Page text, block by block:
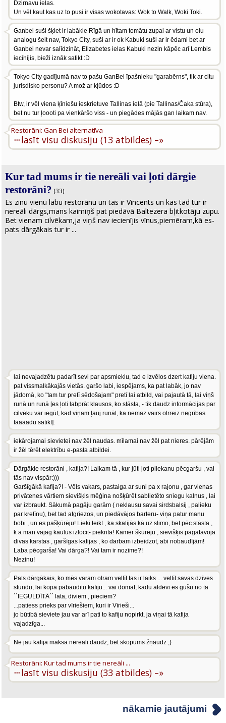
Dzirnavu ielas.
Un vēl kaut kas uz to pusi ir visas wokotavas: Wok to Walk, Woki Toki.
Ganbei suši šķiet ir labākie Rīgā un hītam tomātu zupai ar vistu un olu
analogu šeit nav, Tokyo City, suši ar ir ok Kabuki suši ar ir ēdami bet ar
Ganbei nevar salīdzināt, Elizabetes ielas Kabuki nezin kāpēc arī Lembis
iecīnījis, bieži iznāk satikt :D
Tokyo City gadījumā nav to pašu GanBei īpašnieku "garabērns", tik ar citu
jurisdisko personu? A mož ar kļūdos :D
Btw, ir vēl viena ķīniešu ieskrietuve Tallinas ielā (pie Tallinas/Čaka stūra),
bet nu tur ļoooti pa vienkāršo viss - un piegādes mājās gan laikam nav.
···
Restorāni: Gan Bei alternatīva
lasīt visu diskusiju (13 atbildes) –»
Kur tad mums ir tie nereāli vai ļoti dārgie
restorāni? (33)
Es zinu vienu labu restorānu un tas ir Vincents un kas tad tur ir
nereāli dārgs,mans kaimiņš pat piedāvā Baltezera bļitkotāju zupu.
Bet vienam cilvēkam,ja viņš nav iecienījis vīnus,piemēram,kā es-
pats dārgākais tur ir ...
lai nevajadzētu padarīt sevi par apsmieklu, tad e izvēlos dzert kafiju viena.
pat vissmalkākajās vietās. garšo labi, iespējams, ka pat labāk, jo nav
jādomā, ko "tam tur pretī sēdošajam" pretī lai atbild, vai pajautā tā, lai viņš
runā un runā [es ļoti labprāt klausos, ko stāsta, - tik daudz informācijas par
cilvēku var iegūt, kad viņam ļauj runāt, ka nemaz vairs otrreiz negribas
tāāāādu satikt].
iekārojamai sievietei nav žēl naudas. mīlamai nav žēl pat nieres. pārējām
ir žēl tērēt elektrību e-pasta atbildei.
Dārgākie restorāni , kafija?! Laikam tā , kur jūti ļoti pliekanu pēcgaršu , vai
tās nav vispār:)))
Garšīgākā kafija?! - Vēls vakars, pastaiga ar suni pa x rajonu , gar vienas
privātenes vārtiem sievišķis mēģina nošķūrēt sablietēto sniegu kalnus , lai
var izbraukt. Sākumā pagāju garām ( neklausu savai sirdsbalsij , palieku
par kretīnu), bet tad atgriezos, un piedāvājos barteru- viņa patur manu
bobi , un es pašķūrēju! Lieki teikt , ka skatījās kā uz slimo, bet pēc stāsta ,
k a man vajag kaulus izlocīt- piekrita! Kamēr šķūrēju , sievišķis pagatavoja
divas karstas , garšīgas kafijas , ko darbam izbeidzot, abi nobaudījām!
Laba pēcgarša! Vai dārga?! Vai tam ir nozīme?!
Nezinu!
Pats dārgākais, ko mēs varam otram veltīt tas ir laiks ... veltīt savas dzīves
stundu, lai kopā pabaudītu kafiju... vai domāt, kādu atdevi es gūšu no tā
´´IEGULDĪTĀ´´ lata, diviem , pieciem?
...patiess prieks par vīriešiem, kuri ir Vīrieši...
jo būtībā sieviete jau var arī pati to kafiju nopirkt, ja viņai tā kafija
vajadzīga...
Ne jau kafija maksā nereāli daudz, bet skopums žņaudz ;)
···
Restorāni: Kur tad mums ir tie nereāli ...
lasīt visu diskusiju (33 atbildes) –»
nākamie jautājumi